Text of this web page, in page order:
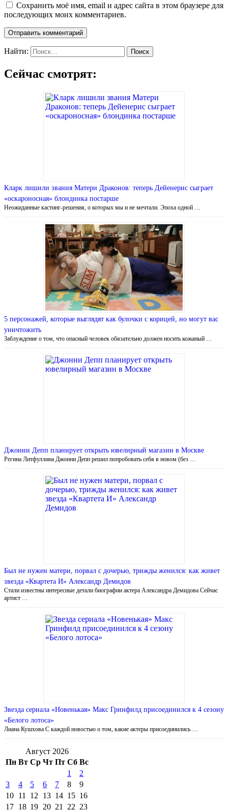
Сохранить моё имя, email и адрес сайта в этом браузере для
последующих моих комментариев.
Найти:
Сейчас смотрят:
Кларк лишили звания Матери Драконов: теперь Дейенерис сыграет
«оскароносная» блондинка постарше
Неожиданные кастинг-решения, о которых мы и не мечтали. Эпоха одной …
5 персонажей, которые выглядят как булочки с корицей, но могут вас
уничтожить
Заблуждение о том, что опасный человек обязательно должен носить кожаный …
Джонни Депп планирует открыть ювелирный магазин в Москве
Регина Литфуллина Джонни Депп решил попробовать себя в новом (без …
Был не нужен матери, порвал с дочерью, трижды женился: как живет
звезда «Квартета И» Александр Демидов
Стали известны интересные детали биографии актера Александра Демидова Сейчас
артист …
Звезда сериала «Новенькая» Макс Гринфилд присоединился к 4 сезону
«Белого лотоса»
Лиана Кушхова С каждой новостью о том, какие актеры присоединились …
Август 2026
Пн Вт Ср Чт Пт Сб Вс
1
2
3
4 5 6 7 8
9
10 11 12 13 14 15 16
17 18 19 20 21 22 23